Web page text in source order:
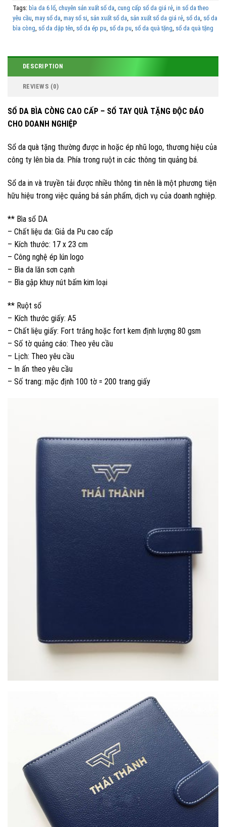
Tags: bìa da 6 lổ chuyên sản xuất sổ da cung cấp sổ da giá rẻ in sổ da theo
yêu cầu may sổ da may sổ si sản xuất sổ da sản xuất sổ da giá rẻ sổ da sổ da
bìa còng sổ da dập tên sổ da ép pu sổ da pu sổ da quà tặng sổ da quà tặng
DESCRIPTION
REVIEWS (0)
SỔ DA BÌA CÒNG CAO CẤP – SỔ TAY QUÀ TẶNG ĐỘC ĐÁO
CHO DOANH NGHIỆP
Sổ da quà tặng thường được in hoặc ép nhũ logo, thương hiệu của
công ty lên bìa da. Phía trong ruột in các thông tin quảng bá.
Sổ da in và truyền tải được nhiều thông tin nên là một phương tiện
hữu hiệu trong việc quảng bá sản phẩm, dịch vụ của doanh nghiệp.
** Bìa sổ DA
– Chất liệu da: Giả da Pu cao cấp
– Kích thước: 17 x 23 cm
– Công nghệ ép lún logo
– Bìa da lăn sơn cạnh
– Bìa gập khuy nút bấm kim loại
** Ruột sổ
– Kích thước giấy: A5
– Chất liệu giấy: Fort trắng hoặc fort kem định lượng 80 gsm
– Số tờ quảng cáo: Theo yêu cầu
– Lịch: Theo yêu cầu
– In ấn theo yêu cầu
– Số trang: mặc định 100 tờ = 200 trang giấy